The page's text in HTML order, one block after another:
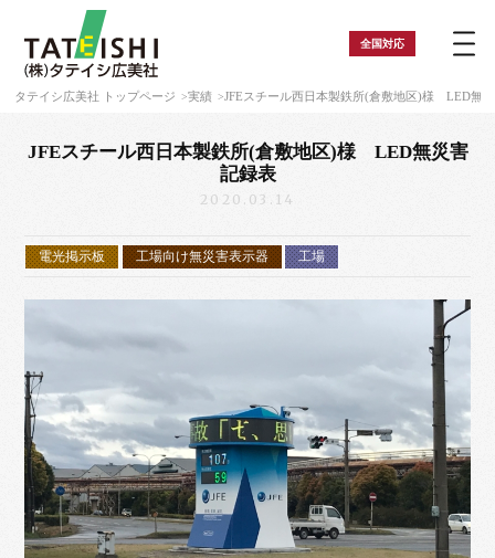
全国対応
タテイシ広美社 トップページ 実績 JFEスチール西日本製鉄所(倉敷地区)様 LED無
JFEスチール西日本製鉄所(倉敷地区)様 LED無災害
記録表
2020.03.14
電光掲示板 工場向け無災害表示器 工場